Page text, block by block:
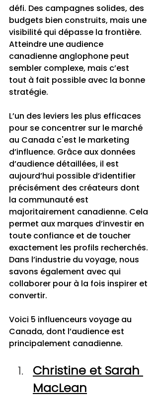
défi. Des campagnes solides, des
budgets bien construits, mais une
visibilité qui dépasse la frontière.
Atteindre une audience
canadienne anglophone peut
sembler complexe, mais c’est
tout à fait possible avec la bonne
stratégie.
L’un des leviers les plus efficaces
pour se concentrer sur le marché
au Canada c'est le marketing
d’influence. Grâce aux données
d’audience détaillées, il est
aujourd’hui possible d’identifier
précisément des créateurs dont
la communauté est
majoritairement canadienne. Cela
permet aux marques d’investir en
toute confiance et de toucher
exactement les profils recherchés.
Dans l’industrie du voyage, nous
savons également avec qui
collaborer pour à la fois inspirer et
convertir.
Voici 5 influenceurs voyage au
Canada, dont l’audience est
principalement canadienne.
Christine et Sarah
MacLean